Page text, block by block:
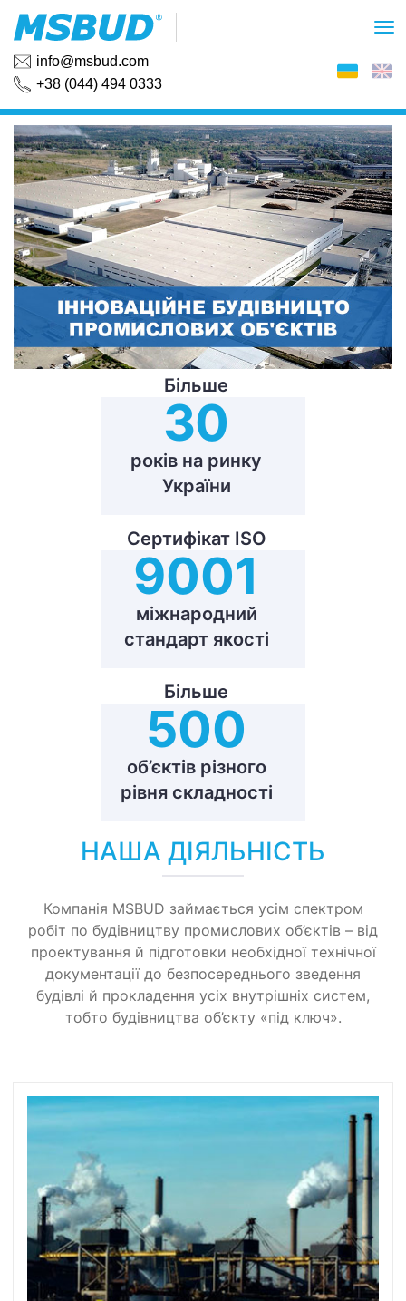
info@msbud.com
+38 (044) 494 0333
Більше
30
років на ринку
України
Сертифікат ISO
9001
міжнародний
стандарт якості
Більше
500
об’єктів різного
рівня складності
НАША ДІЯЛЬНІСТЬ
Компанія MSBUD займається усім спектром
робіт по будівництву промислових об’єктів – від
проектування й підготовки необхідної технічної
документації до безпосереднього зведення
будівлі й прокладення усіх внутрішніх систем,
тобто будівництва об’єкту «під ключ».